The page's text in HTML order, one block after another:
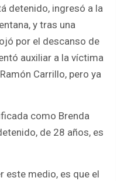
detenido, ingresó a la
y tras una
por el descanso de
auxiliar a la víctima
Carrillo, pero ya
como Brenda
de 28 años, es
este medio, es que el